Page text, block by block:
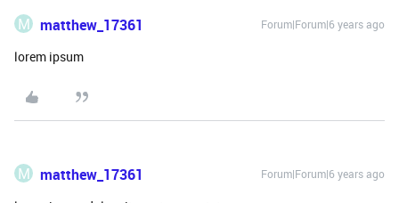
M matthew_17361 Forum|Forum|6 years ago
lorem ipsum
M matthew_17361 Forum|Forum|6 years ago